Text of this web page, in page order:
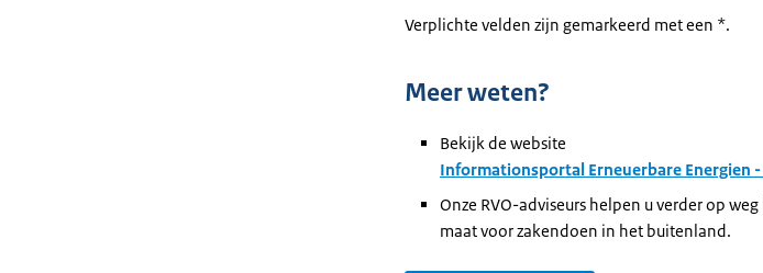
Verplichte velden zijn gemarkeerd met een *.
Meer weten?
Bekijk de website
Informationsportal Erneuerbare Energien -
Onze RVO-adviseurs helpen u verder op
maat voor zakendoen in het buitenland.